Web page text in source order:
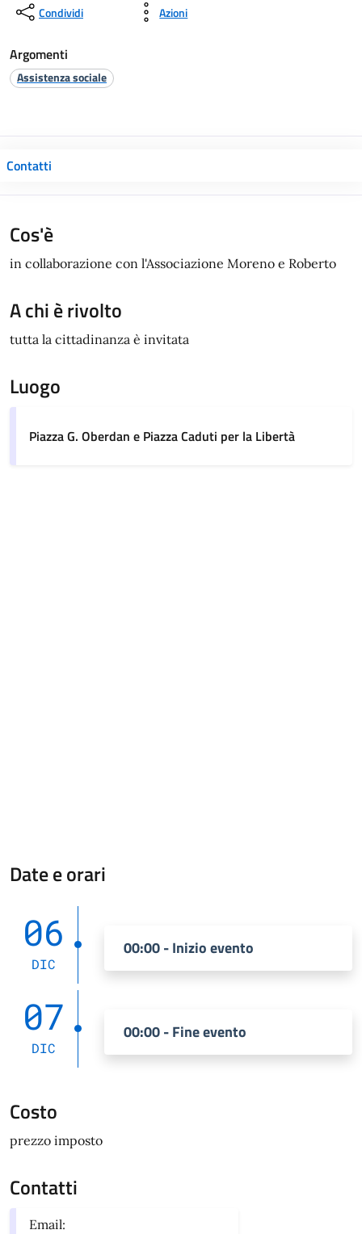
Condividi Azioni
Argomenti
Assistenza sociale
Contatti
Cos'è
in collaborazione con l'Associazione Moreno e Roberto
A chi è rivolto
tutta la cittadinanza è invitata
Luogo
Piazza G. Oberdan e Piazza Caduti per la Libertà
Date e orari
06
DIC
00:00 - Inizio evento
07
DIC
00:00 - Fine evento
Costo
prezzo imposto
Contatti
Email: